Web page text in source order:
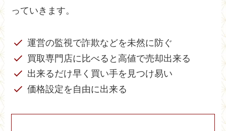
っていきます。
運営の監視で詐欺などを未然に防ぐ
買取専門店に比べると高値で売却出来る
出来るだけ早く買い手を見つけ易い
価格設定を自由に出来る